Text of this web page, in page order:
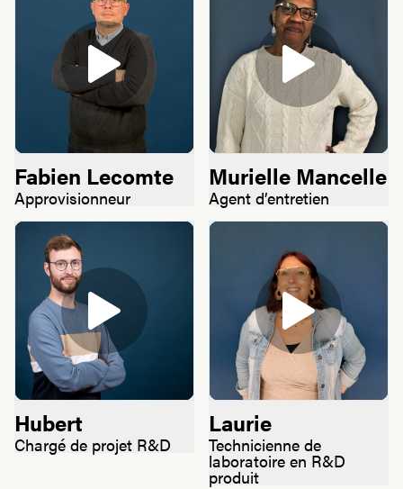
Fabien Lecomte
Approvisionneur
Murielle Mancelle
Agent d’entretien
Hubert
Chargé de projet R&D
Laurie
Technicienne de
laboratoire en R&D
produit